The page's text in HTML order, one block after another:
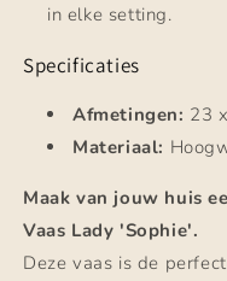
in elke setting.
Specificaties
Afmetingen: 23
Materiaal:
Maak van jouw huis
Vaas Lady 'Sophie'.
Deze vaas is de